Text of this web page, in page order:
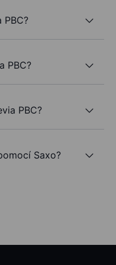
PBC?
PBC?
Saxo?